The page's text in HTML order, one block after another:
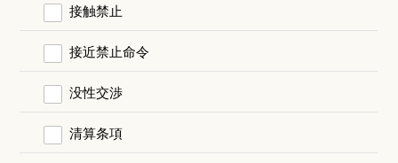
接触禁止
接近禁止命令
没性交渉
清算条項